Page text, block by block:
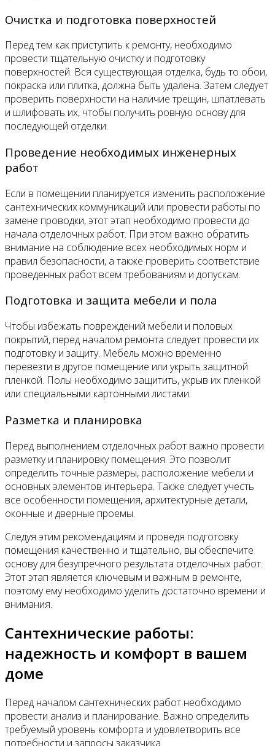
Очистка и подготовка поверхностей
Перед тем как приступить к ремонту, необходимо
провести тщательную очистку и подготовку
поверхностей. Вся существующая отделка, будь то обои,
покраска или плитка, должна быть удалена. Затем следует
проверить поверхности на наличие трещин, шпатлевать
и шлифовать их, чтобы получить ровную основу для
последующей отделки.
Проведение необходимых инженерных
работ
Если в помещении планируется изменить расположение
сантехнических коммуникаций или провести работы по
замене проводки, этот этап необходимо провести до
начала отделочных работ. При этом важно обратить
внимание на соблюдение всех необходимых норм и
правил безопасности, а также проверить соответствие
проведенных работ всем требованиям и допускам.
Подготовка и защита мебели и пола
Чтобы избежать повреждений мебели и половых
покрытий, перед началом ремонта следует провести их
подготовку и защиту. Мебель можно временно
перевезти в другое помещение или укрыть защитной
пленкой. Полы необходимо защитить, укрыв их пленкой
или специальными картонными листами.
Разметка и планировка
Перед выполнением отделочных работ важно провести
разметку и планировку помещения. Это позволит
определить точные размеры, расположение мебели и
основных элементов интерьера. Также следует учесть
все особенности помещения, архитектурные детали,
оконные и дверные проемы.
Следуя этим рекомендациям и проведя подготовку
помещения качественно и тщательно, вы обеспечите
основу для безупречного результата отделочных работ.
Этот этап является ключевым и важным в ремонте,
поэтому ему необходимо уделить достаточно времени и
внимания.
Сантехнические работы:
надежность и комфорт в вашем
доме
Перед началом сантехнических работ необходимо
провести анализ и планирование. Важно определить
требуемый уровень комфорта и удовлетворить все
потребности и запросы заказчика.